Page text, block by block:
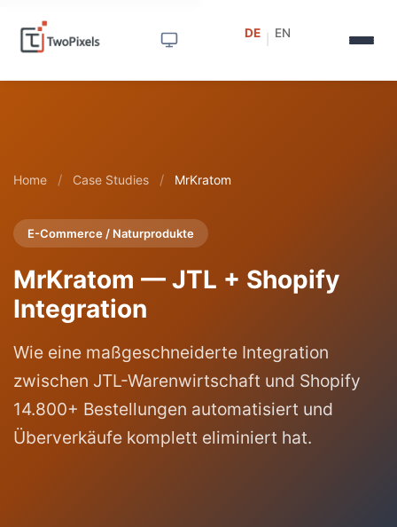
DE EN
Home / Case Studies / MrKratom
E-Commerce / Naturprodukte
MrKratom — JTL + Shopify
Integration
Wie eine maßgeschneiderte Integration
zwischen JTL-Warenwirtschaft und Shopify
14.800+ Bestellungen automatisiert und
Überverkäufe komplett eliminiert hat.